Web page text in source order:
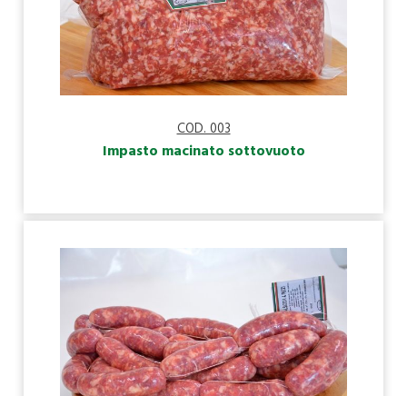
COD. 003
Impasto macinato sottovuoto